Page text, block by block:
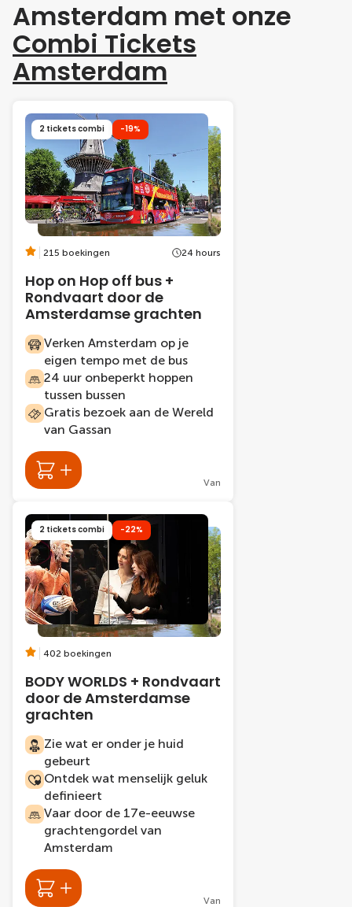
Amsterdam met onze
Combi Tickets
Amsterdam
2 tickets combi -19%
215 boekingen 24 hours
Hop on Hop off bus +
Rondvaart door de
Amsterdamse grachten
Verken Amsterdam op je
eigen tempo met de bus
24 uur onbeperkt hoppen
tussen bussen
Gratis bezoek aan de Wereld
van Gassan
Van
2 tickets combi -22%
402 boekingen
BODY WORLDS + Rondvaart
door de Amsterdamse
grachten
Zie wat er onder je huid
gebeurt
Ontdek wat menselijk geluk
definieert
Vaar door de 17e-eeuwse
grachtengordel van
Amsterdam
Van